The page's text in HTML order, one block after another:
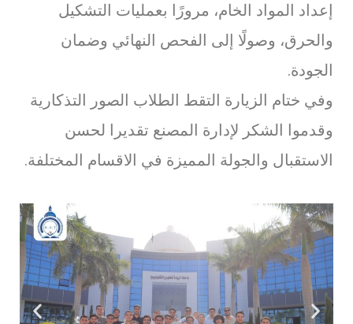
إعداد المواد الخام، مرورًا بعمليات التشكيل
والحرق، وصولًا إلى الفحص النهائي وضمان
الجودة.
وفي ختام الزيارة التقط الطلاب الصور التذكارية
وقدموا الشكر لإدارة المصنع تقديرا لحسن
الاستقبال والجولة المميزة في الاقسام المختلفة.